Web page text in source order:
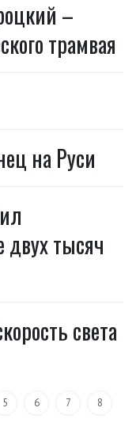
–
трамвая
на Руси
двух тысяч
света
5 6 7 8